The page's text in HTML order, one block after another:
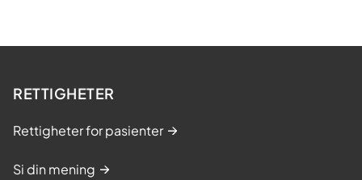
RETTIGHETER
Rettigheter for pasienter
Si din mening